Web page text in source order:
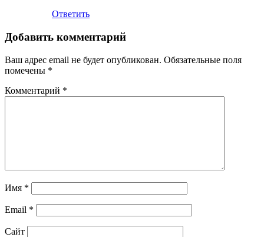
Ответить
Добавить комментарий
Ваш адрес email не будет опубликован. Обязательные поля
помечены *
Комментарий *
Имя *
Email *
Сайт